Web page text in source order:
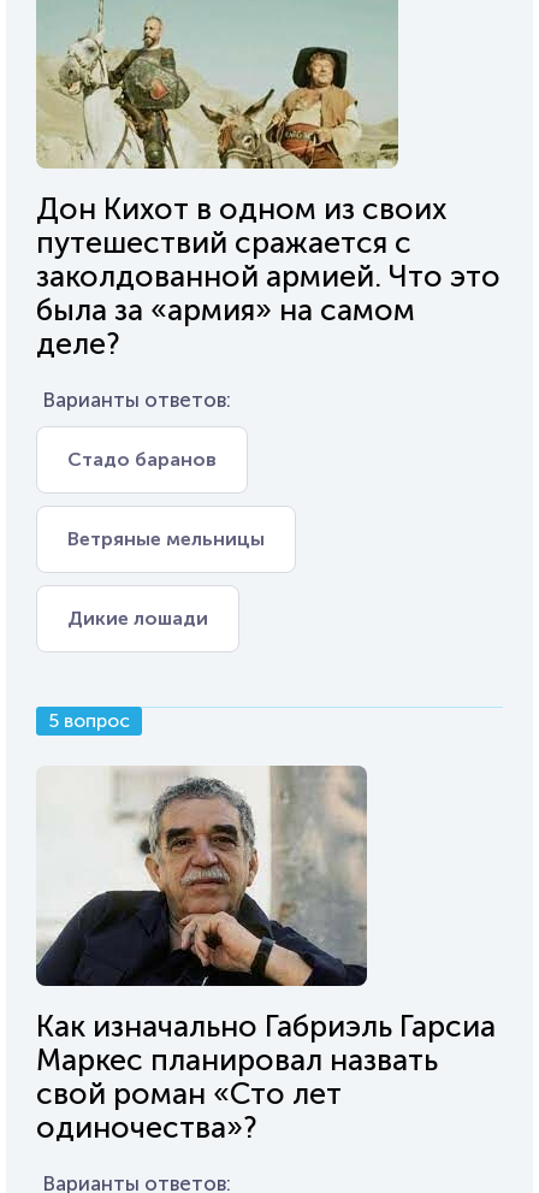
Дон Кихот в одном из своих
путешествий сражается с
заколдованной армией. Что это
была за «армия» на самом
деле?
Варианты ответов:
Стадо баранов
Ветряные мельницы
Дикие лошади
5 вопрос
Как изначально Габриэль Гарсиа
Маркес планировал назвать
свой роман «Сто лет
одиночества»?
Варианты ответов: